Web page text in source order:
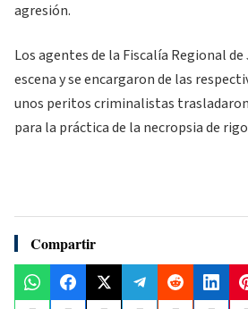
agresión.
Los agentes de la Fiscalía Regional
escena y se encargaron de las
unos peritos criminalistas
para la práctica de la necropsia de
Compartir